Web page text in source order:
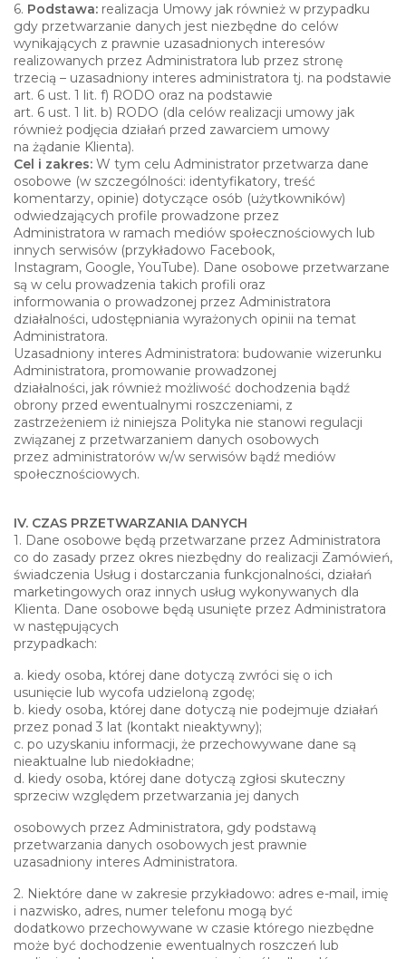
6. Podstawa: realizacja Umowy jak również w przypadku
gdy przetwarzanie danych jest niezbędne do celów
wynikających z prawnie uzasadnionych interesów
realizowanych przez Administratora lub przez stronę
trzecią – uzasadniony interes administratora tj. na podstawie
art. 6 ust. 1 lit. f) RODO oraz na podstawie
art. 6 ust. 1 lit. b) RODO (dla celów realizacji umowy jak
również podjęcia działań przed zawarciem umowy
na żądanie Klienta).
Cel i zakres: W tym celu Administrator przetwarza dane
osobowe (w szczególności: identyfikatory, treść
komentarzy, opinie) dotyczące osób (użytkowników)
odwiedzających profile prowadzone przez
Administratora w ramach mediów społecznościowych lub
innych serwisów (przykładowo Facebook,
Instagram, Google, YouTube). Dane osobowe przetwarzane
są w celu prowadzenia takich profili oraz
informowania o prowadzonej przez Administratora
działalności, udostępniania wyrażonych opinii na temat
Administratora.
Uzasadniony interes Administratora: budowanie wizerunku
Administratora, promowanie prowadzonej
działalności, jak również możliwość dochodzenia bądź
obrony przed ewentualnymi roszczeniami, z
zastrzeżeniem iż niniejsza Polityka nie stanowi regulacji
związanej z przetwarzaniem danych osobowych
przez administratorów w/w serwisów bądź mediów
społecznościowych.
IV. CZAS PRZETWARZANIA DANYCH
1. Dane osobowe będą przetwarzane przez Administratora
co do zasady przez okres niezbędny do realizacji Zamówień,
świadczenia Usług i dostarczania funkcjonalności, działań
marketingowych oraz innych usług wykonywanych dla
Klienta. Dane osobowe będą usunięte przez Administratora
w następujących
przypadkach:
a. kiedy osoba, której dane dotyczą zwróci się o ich
usunięcie lub wycofa udzieloną zgodę;
b. kiedy osoba, której dane dotyczą nie podejmuje działań
przez ponad 3 lat (kontakt nieaktywny);
c. po uzyskaniu informacji, że przechowywane dane są
nieaktualne lub niedokładne;
d. kiedy osoba, której dane dotyczą zgłosi skuteczny
sprzeciw względem przetwarzania jej danych
osobowych przez Administratora, gdy podstawą
przetwarzania danych osobowych jest prawnie
uzasadniony interes Administratora.
2. Niektóre dane w zakresie przykładowo: adres e-mail, imię
i nazwisko, adres, numer telefonu mogą być
dodatkowo przechowywane w czasie którego niezbędne
może być dochodzenie ewentualnych roszczeń lub